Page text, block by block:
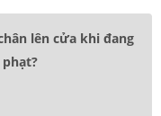
lên cửa khi đang